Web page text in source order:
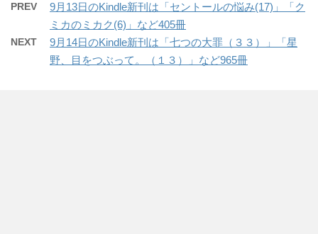
PREV
9月13日のKindle新刊は「セントールの悩み(17)」「ク
ミカのミカク(6)」など405冊
NEXT
9月14日のKindle新刊は「七つの大罪（３３）」「星
野、目をつぶって。（１３）」など965冊